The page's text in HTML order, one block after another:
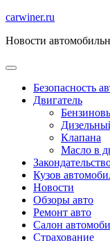
Перейти
содержимому
carwiner.ru
Новости
Безопасность
Двигатель
Клапана
Масло в
Кузов
Новости
Обзоры авто
Ремонт авто
Салон
Страхование